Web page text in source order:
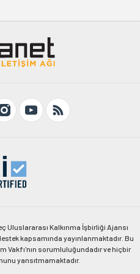
Uluslararası Kalkınma İşbirliği Ajansı
kapsamında yayınlanmaktadır. Bu
Vakfı'nın sorumluluğundadır ve hiçbir
yansıtmamaktadır.